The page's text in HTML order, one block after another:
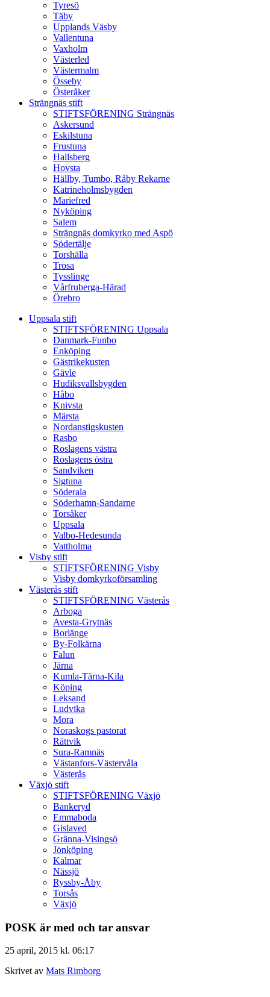
Tyresö
Täby
Upplands Väsby
Vallentuna
Vaxholm
Västerled
Västermalm
Össeby
Österåker
Strängnäs stift
STIFTSFÖRENING Strängnäs
Askersund
Eskilstuna
Frustuna
Hallsberg
Hovsta
Hällby, Tumbo, Råby Rekarne
Katrineholmsbygden
Mariefred
Nyköping
Salem
Strängnäs domkyrko med Aspö
Södertälje
Torshälla
Trosa
Tysslinge
Vårfruberga-Härad
Örebro
Uppsala stift
STIFTSFÖRENING Uppsala
Danmark-Funbo
Enköping
Gästrikekusten
Gävle
Hudiksvallsbygden
Håbo
Knivsta
Märsta
Nordanstigskusten
Rasbo
Roslagens västra
Roslagens östra
Sandviken
Sigtuna
Söderala
Söderhamn-Sandarne
Torsåker
Uppsala
Valbo-Hedesunda
Vattholma
Visby stift
STIFTSFÖRENING Visby
Visby domkyrkoförsamling
Västerås stift
STIFTSFÖRENING Västerås
Arboga
Avesta-Grytnäs
Borlänge
By-Folkärna
Falun
Järna
Kumla-Tärna-Kila
Köping
Leksand
Ludvika
Mora
Noraskogs pastorat
Rättvik
Sura-Ramnäs
Västanfors-Västervåla
Västerås
Växjö stift
STIFTSFÖRENING Växjö
Bankeryd
Emmaboda
Gislaved
Gränna-Visingsö
Jönköping
Kalmar
Nässjö
Ryssby-Åby
Torsås
Växjö
POSK är med och tar ansvar
25 april, 2015 kl. 06:17
Skrivet av Mats Rimborg